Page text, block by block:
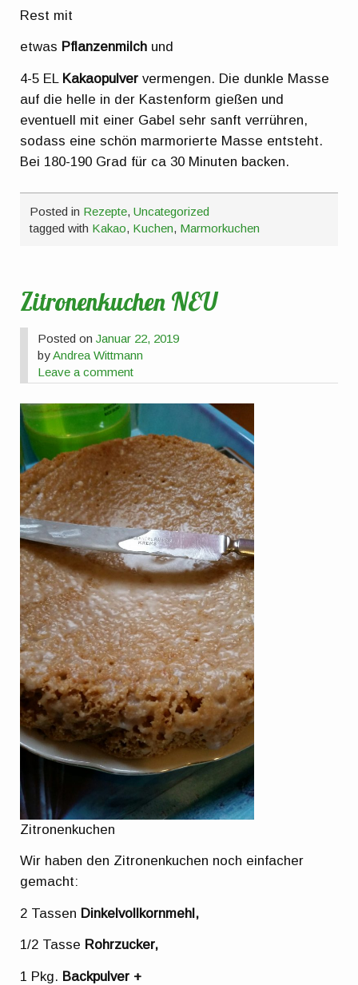
Rest mit
etwas Pflanzenmilch und
4-5 EL Kakaopulver vermengen. Die dunkle Masse
auf die helle in der Kastenform gießen und
eventuell mit einer Gabel sehr sanft verrühren,
sodass eine schön marmorierte Masse entsteht.
Bei 180-190 Grad für ca 30 Minuten backen.
Posted in Rezepte,Uncategorized
tagged with Kakao, Kuchen, Marmorkuchen
Zitronenkuchen NEU
Posted onJanuar 22, 2019
byAndrea Wittmann
Leave a comment
Zitronenkuchen
Wir haben den Zitronenkuchen noch einfacher
gemacht:
2 Tassen Dinkelvollkornmehl,
1/2 Tasse Rohrzucker,
1 Pkg. Backpulver +